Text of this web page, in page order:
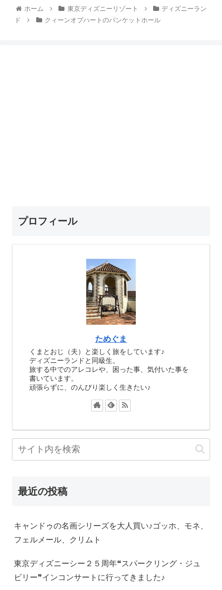
ホーム 東京ディズニーリゾート
ディズニーラン
ド
クィーンオブハートのバンケットホール
プロフィール
ためぐま
くまとおじ（夫）と楽しく旅をしています♪
ディズニーランドと同級生。
旅する中でのアレコレや、困った事、気付いた事を
書いています。
頑張らずに、のんびり楽しく生きたい♪
最近の投稿
キャンドゥの名画シリーズを大人買い♪ゴッホ、モネ、
フェルメール、クリムト
東京ディズニーシー２５周年❝スパークリング・ジュ
ビリー❞インコンサートに行ってきました♪